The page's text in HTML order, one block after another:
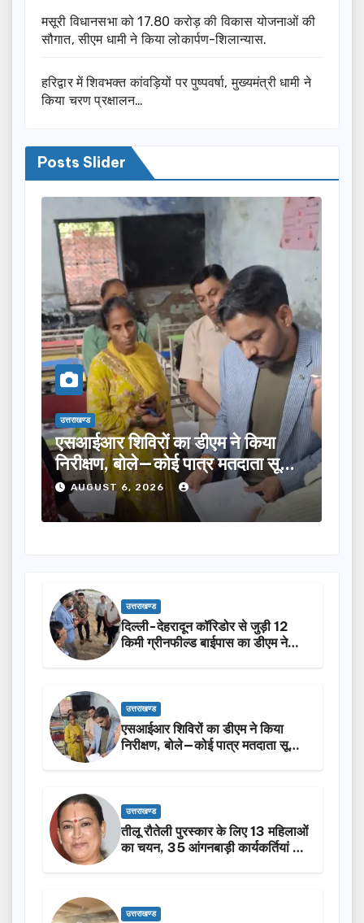
मसूरी विधानसभा को 17.80 करोड़ की विकास योजनाओं की
सौगात, सीएम धामी ने किया लोकार्पण-शिलान्यास.
हरिद्वार में शिवभक्त कांवड़ियों पर पुष्पवर्षा, मुख्यमंत्री धामी ने
किया चरण प्रक्षालन…
Posts Slider
डीएम ने किया
मतदाता सूची
उत्तराखण्ड
तीलू रौतेली पुरस्कार के लिए 13
का चयन, 35 आंगनबाड़ी
होंगी सम्मानित…
AUGUST 6, 2026
उत्तराखण्ड
दिल्ली-देहरादून कॉरिडोर से जुड़ी 12
किमी ग्रीनफील्ड बाईपास का डीएम ने
उत्तराखण्ड
एसआईआर शिविरों का डीएम ने किया
निरीक्षण, बोले—कोई पात्र मतदाता सूची
उत्तराखण्ड
तीलू रौतेली पुरस्कार के लिए 13 महिलाओं
का चयन, 35 आंगनबाड़ी कार्यकर्तियां भी
उत्तराखण्ड